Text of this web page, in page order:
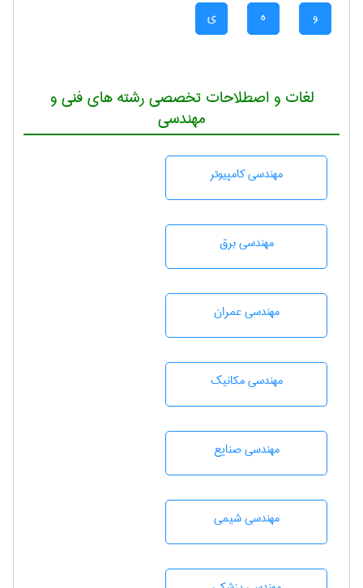
و ه ی
لغات و اصطلاحات تخصصی رشته های فنی و
مهندسی
مهندسی كامپيوتر
مهندسی برق
مهندسی عمران
مهندسی مکانیک
مهندسی صنايع
مهندسي شيمی